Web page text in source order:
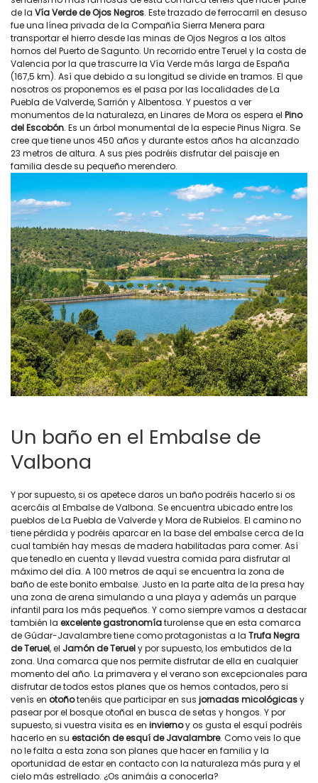
de la Vía Verde de Ojos Negros. Este trazado de ferrocarril en desuso
fue una línea privada de la Compañía Sierra Menera para
transportar el hierro desde las minas de Ojos Negros a los altos
hornos del Puerto de Sagunto. Un recorrido entre Teruel y la costa de
Valencia por la que trascurre la Vía Verde más larga de España
(167,5 km). Así que debido a su longitud se divide en tramos. El que
nosotros os proponemos es el pasa por las localidades de La
Puebla de Valverde, Sarrión y Albentosa. Y puestos a ver
monumentos de la naturaleza, en Linares de Mora os espera el Pino
del Escobón. Es un árbol monumental de la especie Pinus Nigra. Se
cree que tiene unos 450 años y durante estos años ha alcanzado
23 metros de altura. A sus pies podréis disfrutar del paisaje en
familia desde su pequeño merendero.
Un baño en el Embalse de
Valbona
Y por supuesto, si os apetece daros un baño podréis hacerlo si os
acercáis al Embalse de Valbona. Se encuentra ubicado entre los
pueblos de La Puebla de Valverde y Mora de Rubielos. El camino no
tiene pérdida y podréis aparcar en la base del embalse cerca de la
cual también hay mesas de madera habilitadas para comer. Así
que tenedlo en cuenta y llevad vuestra comida para disfrutar al
máximo del día. A 100 metros de aquí se encuentra la zona de
baño de este bonito embalse. Justo en la parte alta de la presa hay
una zona de arena simulando a una playa y además un parque
infantil para los más pequeños. Y como siempre vamos a destacar
también la excelente gastronomíaturolense que en esta comarca
de Gúdar-Javalambre tiene como protagonistas a la Trufa Negra
de Teruel, el Jamón de Teruely por supuesto, los embutidos de la
zona. Una comarca que nos permite disfrutar de ella en cualquier
momento del año. La primavera y el verano son excepcionales para
disfrutar de todos estos planes que os hemos contados, pero si
venís en otoñotenéis que participar en sus jornadas micológicasy
pasear por el bosque otoñal en busca de setas y hongos. Y por
supuesto, si vuestra visita es en inviernoy os gusta el esquí podréis
hacerlo en su estación de esquí de Javalambre. Como veis lo que
no le falta a esta zona son planes que hacer en familia y la
oportunidad de estar en contacto con la naturaleza más pura y el
cielo más estrellado. ¿Os animáis a conocerla?